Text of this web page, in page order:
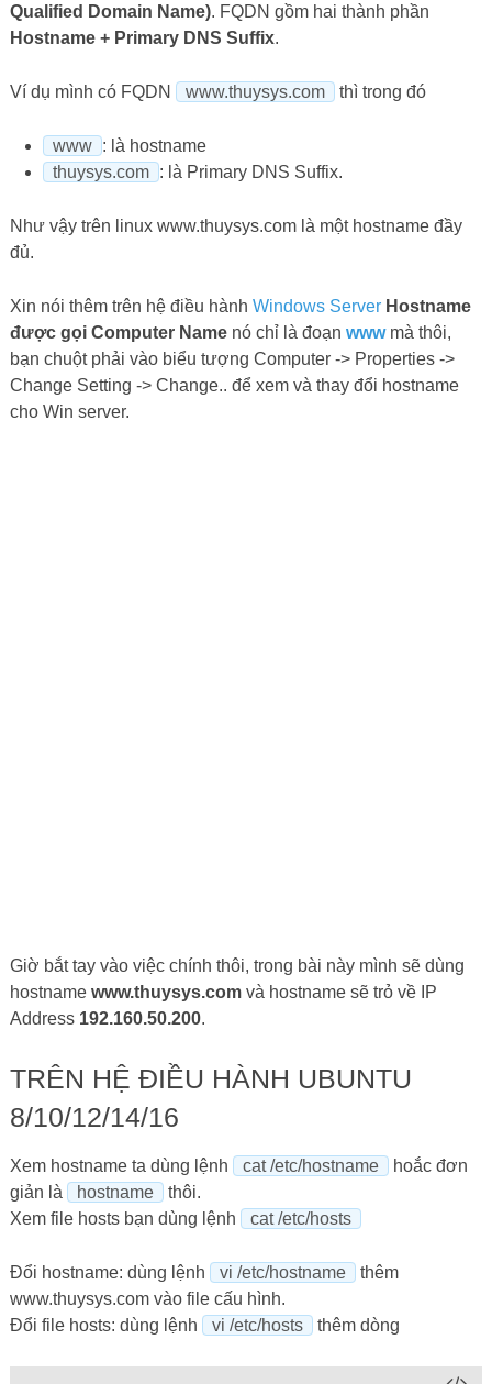
Qualified Domain Name). FQDN gồm hai thành phần
Hostname + Primary DNS Suffix.
Ví dụ mình có FQDN www.thuysys.com thì trong đó
www : là hostname
thuysys.com : là Primary DNS Suffix.
Như vậy trên linux www.thuysys.com là một hostname đầy
đủ.
Xin nói thêm trên hệ điều hành Windows Server Hostname
được gọi Computer Namenó chỉ là đoạn wwwmà thôi,
bạn chuột phải vào biểu tượng Computer -> Properties ->
Change Setting -> Change.. để xem và thay đổi hostname
cho Win server.
Giờ bắt tay vào việc chính thôi, trong bài này mình sẽ dùng
hostname www.thuysys.comvà hostname sẽ trỏ về IP
Address 192.160.50.200.
TRÊN HỆ ĐIỀU HÀNH UBUNTU
8/10/12/14/16
Xem hostname ta dùng lệnh cat /etc/hostname
hoắc đơn
giản là
hostname
thôi.
Xem file hosts bạn dùng lệnh
cat /etc/hosts
Đổi hostname: dùng lệnh vi /etc/hostname
thêm
www.thuysys.com vào file cấu hình.
Đổi file hosts: dùng lệnh
vi /etc/hosts thêm dòng